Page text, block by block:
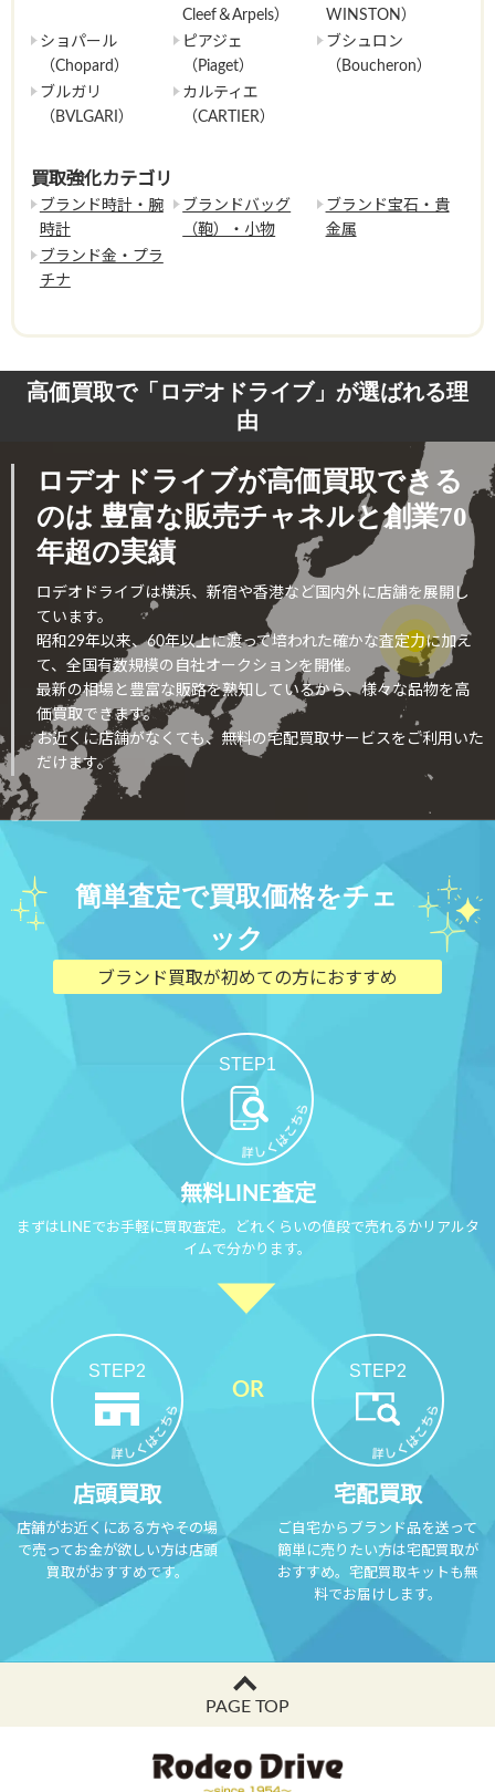
Cleef＆Arpels）
WINSTON）
ショパール
（Chopard）
ピアジェ
（Piaget）
ブシュロン
（Boucheron）
ブルガリ
（BVLGARI）
カルティエ
（CARTIER）
買取強化カテゴリ
ブランド時計・腕
時計
ブランドバッグ
（鞄）・小物
ブランド宝石・貴
金属
ブランド金・プラ
チナ
高価買取で「ロデオドライブ」が選ばれる理
由
ロデオドライブが高価買取できる
のは 豊富な販売チャネルと創業70
年超の実績
ロデオドライブは横浜、新宿や香港など国内外に店舗を展開し
ています。
昭和29年以来、60年以上に渡って培われた確かな査定力に加え
て、全国有数規模の自社オークションを開催。
最新の相場と豊富な販路を熟知しているから、様々な品物を高
価買取できます。
お近くに店舗がなくても、無料の宅配買取サービスをご利用いた
だけます。
簡単査定で買取価格をチェ
ック
ブランド買取が初めての方におすすめ
STEP1
無料LINE査定
まずはLINEでお手軽に買取査定。どれくらいの値段で売れるかリアルタ
イムで分かります。
STEP2
店頭買取
店舗がお近くにある方やその場
で売ってお金が欲しい方は店頭
買取がおすすめです。
STEP2
宅配買取
ご自宅からブランド品を送って
簡単に売りたい方は宅配買取が
おすすめ。宅配買取キットも無
料でお届けします。
PAGE TOP